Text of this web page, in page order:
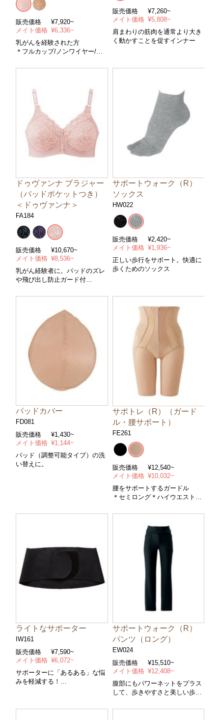
販売価格
¥7,920~
メイト価格 ¥6,336~
乳がんを経験された方
＊フルカップ/ノンワイヤー/パ
パワー/ハード＊サイズ/Ａ～Ｅ
販売価格
¥7,260~
メイト価格 ¥5,808~
肩まわりの筋肉を通常より大き
く動かすことを促すインナー
ドゥヴァンナ ブラジャー
（パッドポケットつき）
＜ドゥヴァンナ＞
FA184
販売価格
¥10,670~
メイト価格 ¥8,536~
乳がん経験者に。パッドのズレ
や飛び出し防止ガード付
ントロールパワー/ややハード＊
７０～１００cm＊カラー/全３
サポートウォーク（R）
ソックス
HW022
販売価格
¥2,420~
メイト価格 ¥1,936~
正しい歩行をサポート。快適に
歩くためのソックス
パッドカバー
FD081
販売価格
¥1,430~
メイト価格 ¥1,144~
パッド（調整可能タイプ）の洗
い替えに。
サポトレ（R）（ガード
ル・腰サポート）
FE261
販売価格
¥12,540~
メイト価格 ¥10,032~
腰をサポートするガードル
＊セミロング＊ハイウエスト＊
＊サイズ/６４～９８cm ＊カラ
ライトなサポーター
IW161
販売価格
¥7,590~
メイト価格 ¥6,072~
サポーターに「あるある」な悩
みを軽減する！
ー」
サポートウォーク（R）
パンツ（ロング）
EW024
販売価格
¥15,510~
メイト価格 ¥12,408~
腹部にもパワーネットをプラス
して、歩きやすさと美しい歩き